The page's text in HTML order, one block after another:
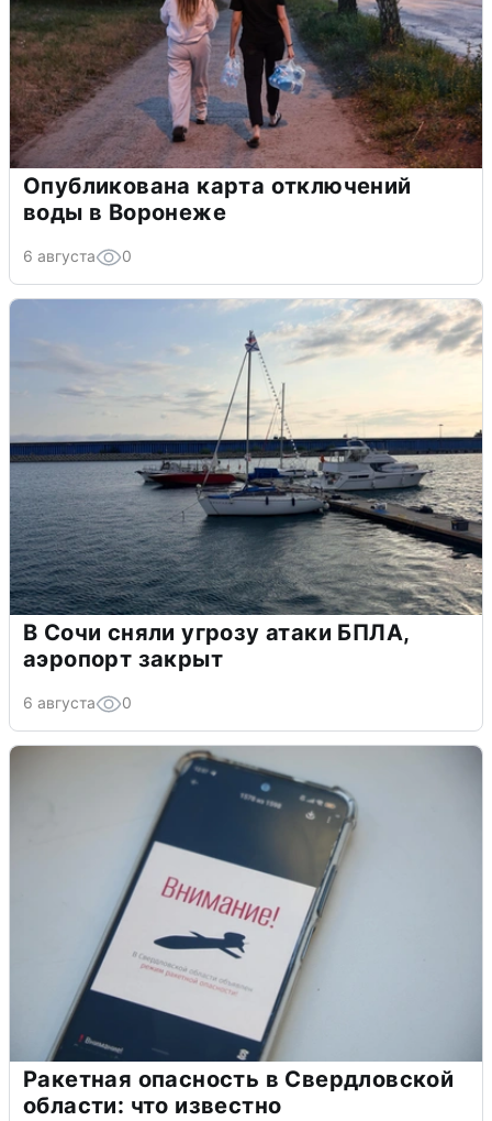
Опубликована карта отключений
воды в Воронеже
6 августа 0
В Сочи сняли угрозу атаки БПЛА,
аэропорт закрыт
6 августа 0
Ракетная опасность в Свердловской
области: что известно